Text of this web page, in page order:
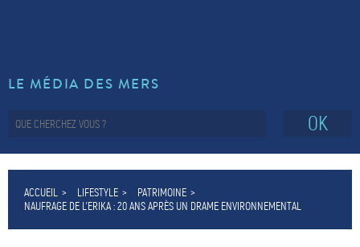
LE MÉDIA DES MERS
OK
ACCUEIL LIFESTYLE
PATRIMOINE
NAUFRAGE DE L’ERIKA : 20 ANS APRÈS UN DRAME ENVIRONNEMENTAL